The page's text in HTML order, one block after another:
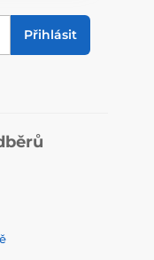
Přihlásit